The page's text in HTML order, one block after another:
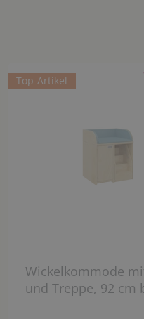
Top-Artikel
Wickelkommode
und Treppe, 92 cm